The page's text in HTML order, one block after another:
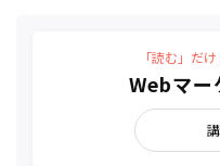
「読む」だ
Webマー